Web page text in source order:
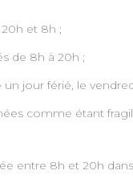
et 8h ;
de 8h à 20h ;
jour férié, le
comme étant
entre 8h et 20h